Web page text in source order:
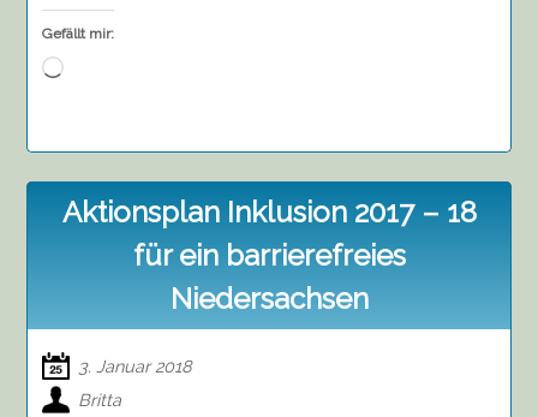
Gefällt mir:
Wird
Aktionsplan Inklusion 2017 – 18
für ein barrierefreies
Niedersachsen
3. Januar 2018
Britta